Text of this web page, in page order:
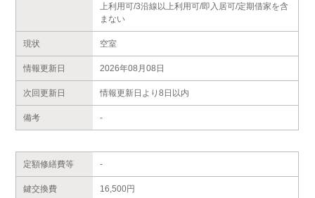
上利用可/3沿線以上利用可/即入居可/定期借家を含
まない
現状 空室
情報更新日 2026年08月08日
次回更新日 情報更新日より8日以内
備考 -
定額修繕費等 -
鍵交換費 16,500円